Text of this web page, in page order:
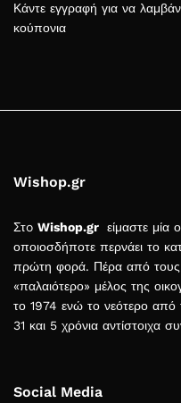
Κάντε εγγραφή για να
κούπονια
Wishop.gr
Στo Wishop.gr είμαστε μία
οποιοσδήποτε περνάει το
πρώτη φορά. Πέρα από τους
«παλαιότερο» μέλος της
το 1974 ενώ το νεότερο από
31 και 5 χρόνια αντίστοιχα
Social Media